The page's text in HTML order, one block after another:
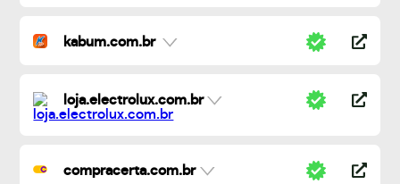
kabum.com.br
loja.electrolux.com.br
compracerta.com.br